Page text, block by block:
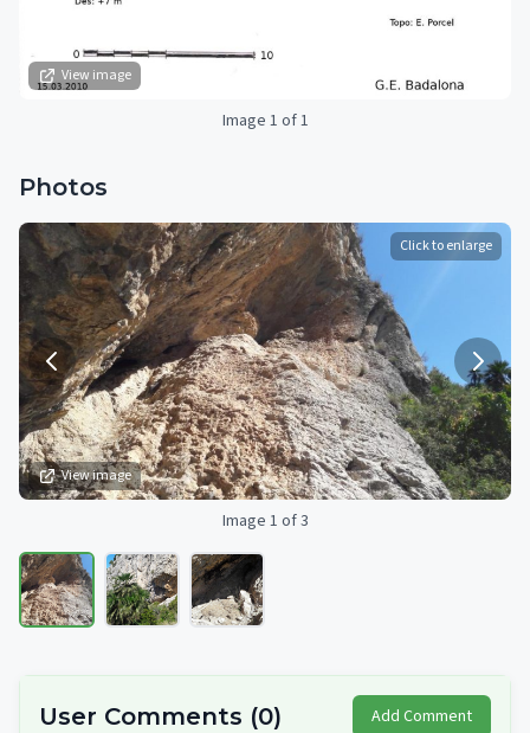
View image
Image 1 of 1
Photos
View image
Click to enlarge
Image 1 of 3
User Comments (0) Add Comment